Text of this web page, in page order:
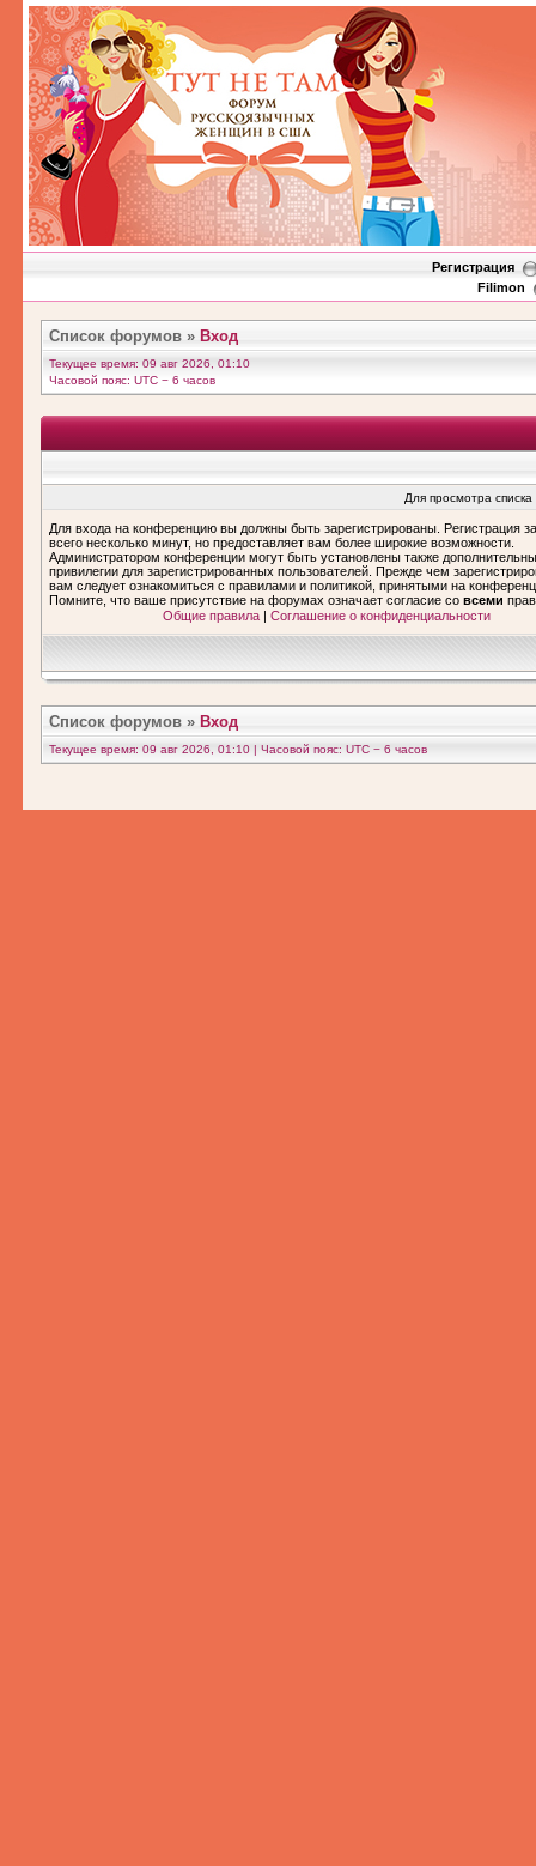
Регистрация
Filimon
Список форумов » Вход
Текущее время: 09 авг 2026, 01:10
Часовой пояс: UTC − 6 часов
Для просмотра
Для входа на конференцию вы должны быть зарегистрированы. Регистрация
всего несколько минут, но предоставляет вам более широкие возможности.
Администратором конференции могут быть установлены также
привилегии для зарегистрированных пользователей. Прежде чем
вам следует ознакомиться с правилами и политикой, принятыми на
Помните, что ваше присутствие на форумах означает согласие со всеми
Общие правила| Соглашение о конфиденциальности
Список форумов » Вход
Текущее время: 09 авг 2026, 01:10 | Часовой пояс: UTC − 6 часов